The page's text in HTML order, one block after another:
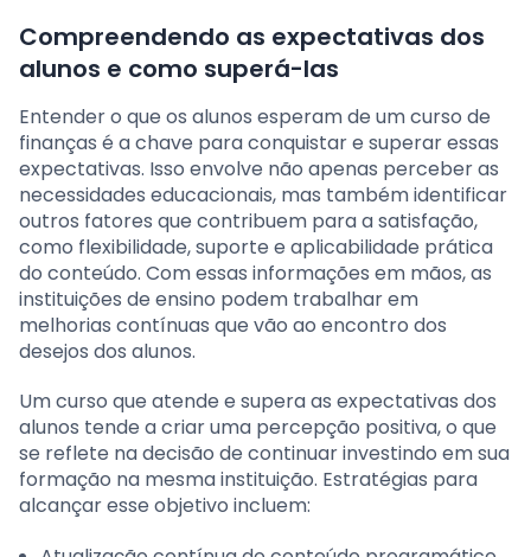
Compreendendo as expectativas dos
alunos e como superá-las
Entender o que os alunos esperam de um curso de
finanças é a chave para conquistar e superar essas
expectativas. Isso envolve não apenas perceber as
necessidades educacionais, mas também identificar
outros fatores que contribuem para a satisfação,
como flexibilidade, suporte e aplicabilidade prática
do conteúdo. Com essas informações em mãos, as
instituições de ensino podem trabalhar em
melhorias contínuas que vão ao encontro dos
desejos dos alunos.
Um curso que atende e supera as expectativas dos
alunos tende a criar uma percepção positiva, o que
se reflete na decisão de continuar investindo em sua
formação na mesma instituição. Estratégias para
alcançar esse objetivo incluem: